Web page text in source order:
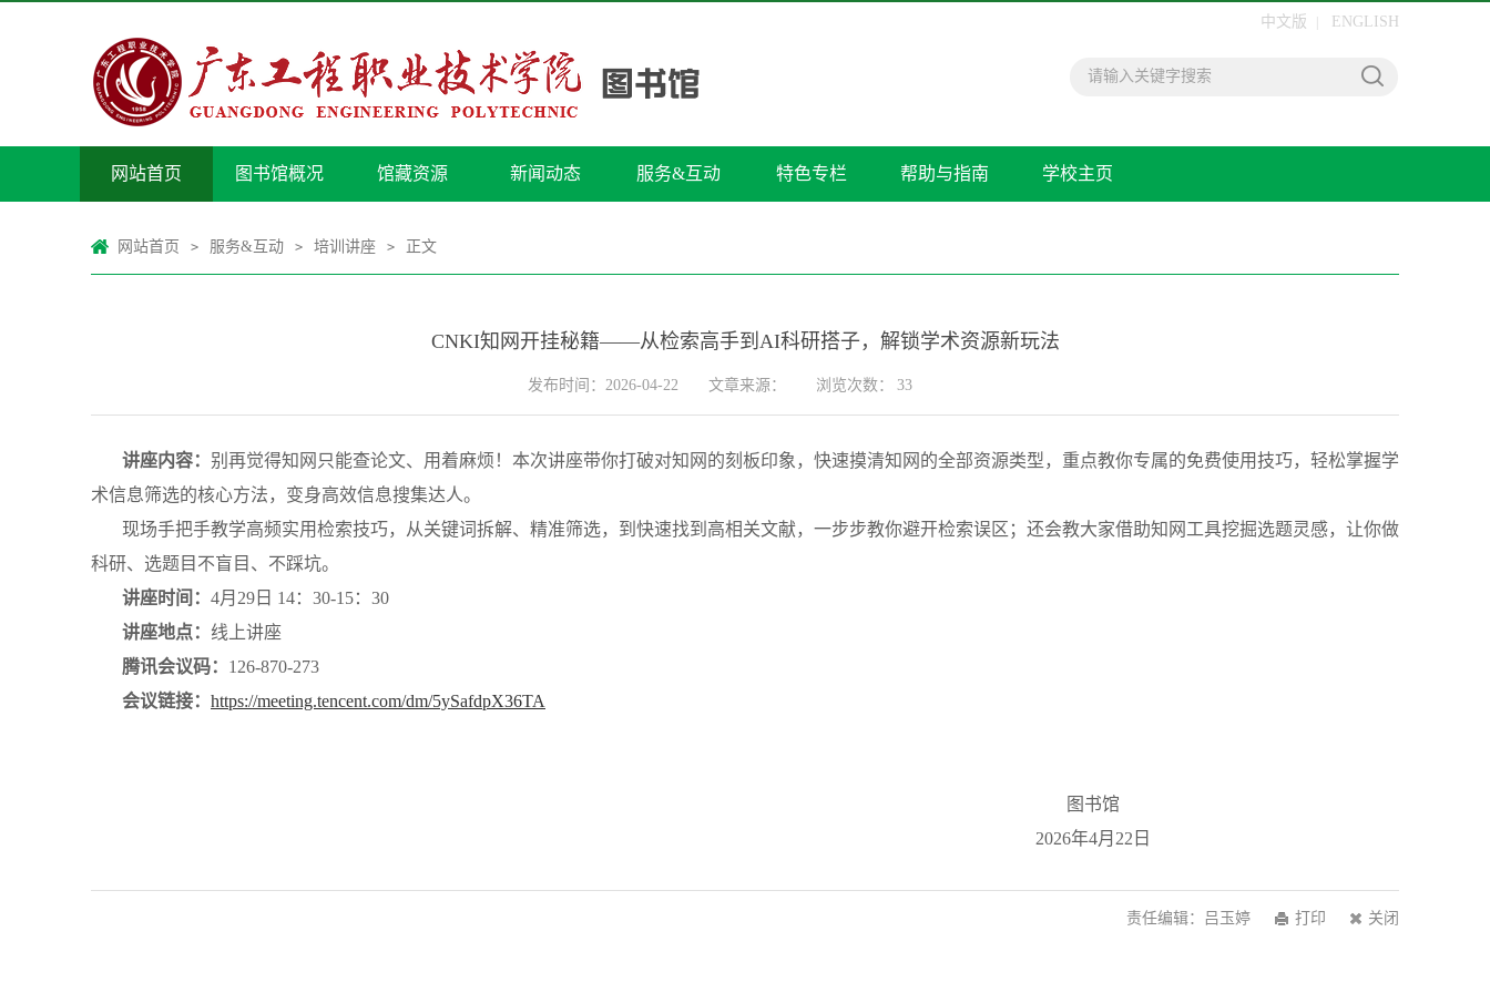
中文版 ENGLISH
网站首页 图书馆概况 馆藏资源 新闻动态 服务&互动 特色专栏 帮助与指南 学校主页
网站首页 > 服务&互动 > 培训讲座 > 正文
CNKI知网开挂秘籍——从检索高手到AI科研搭子，解锁学术资源新玩法
发布时间：2026-04-22 文章来源： 浏览次数： 33
讲座内容： 别再觉得知网只能查论文、用着麻烦！本次讲座带你打破对知网的刻板印象，快速摸清知网的全部资源类型，重点教你专属的免费使用技巧，轻松掌握学
术信息筛选的核心方法，变身高效信息搜集达人。
现场手把手教学高频实用检索技巧，从关键词拆解、精准筛选，到快速找到高相关文献，一步步教你避开检索误区；还会教大家借助知网工具挖掘选题灵感，让你做
科研、选题目不盲目、不踩坑。
讲座时间： 4月29日 14：30-15：30
讲座地点： 线上讲座
腾讯会议码： 126-870-273
会议链接： https://meeting.tencent.com/dm/5ySafdpX36TA
图书馆
2026年4月22日
关闭
打印
责任编辑：吕玉婷